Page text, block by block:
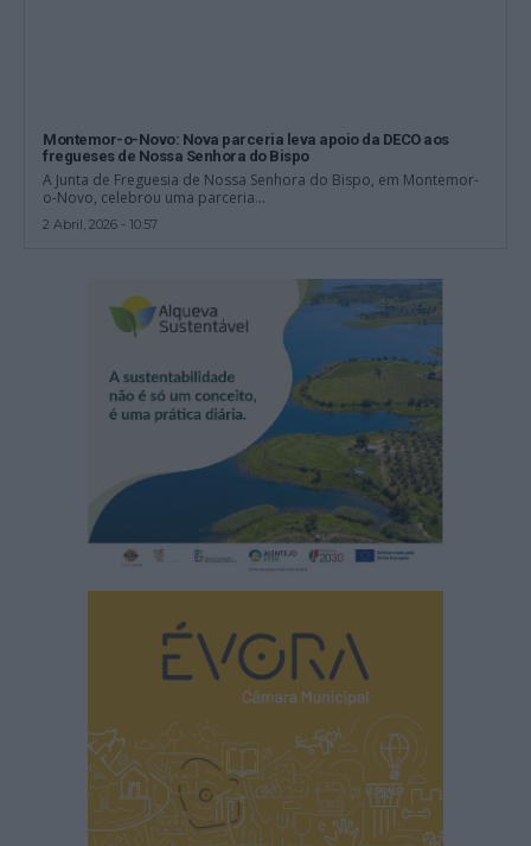
Montemor-o-Novo: Nova parceria leva apoio da DECO aos
fregueses de Nossa Senhora do Bispo
A Junta de Freguesia de Nossa Senhora do Bispo, em Montemor-
o-Novo, celebrou uma parceria...
2 Abril, 2026 - 10:57